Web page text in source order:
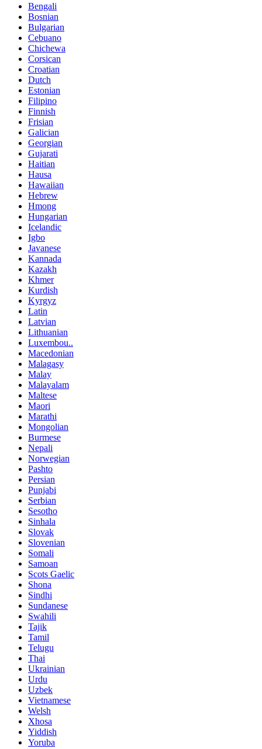
Bengali
Bosnian
Bulgarian
Cebuano
Chichewa
Corsican
Croatian
Dutch
Estonian
Filipino
Finnish
Frisian
Galician
Georgian
Gujarati
Haitian
Hausa
Hawaiian
Hebrew
Hmong
Hungarian
Icelandic
Igbo
Javanese
Kannada
Kazakh
Khmer
Kurdish
Kyrgyz
Latin
Latvian
Lithuanian
Luxembou..
Macedonian
Malagasy
Malay
Malayalam
Maltese
Maori
Marathi
Mongolian
Burmese
Nepali
Norwegian
Pashto
Persian
Punjabi
Serbian
Sesotho
Sinhala
Slovak
Slovenian
Somali
Samoan
Scots Gaelic
Shona
Sindhi
Sundanese
Swahili
Tajik
Tamil
Telugu
Thai
Ukrainian
Urdu
Uzbek
Vietnamese
Welsh
Xhosa
Yiddish
Yoruba